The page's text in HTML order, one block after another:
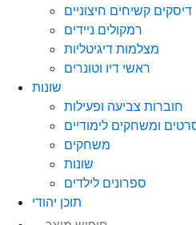
דיסקים קשיחים חיצוניים
רמקולים ניידים
מצלמות דיגיטליות
ראשי דיו וטונרים
שונות
חוברות צביעה ופעילות
ומשחקים לימודיים
משחקים
שונות
ספרונים לילדים
תוכן יהודי